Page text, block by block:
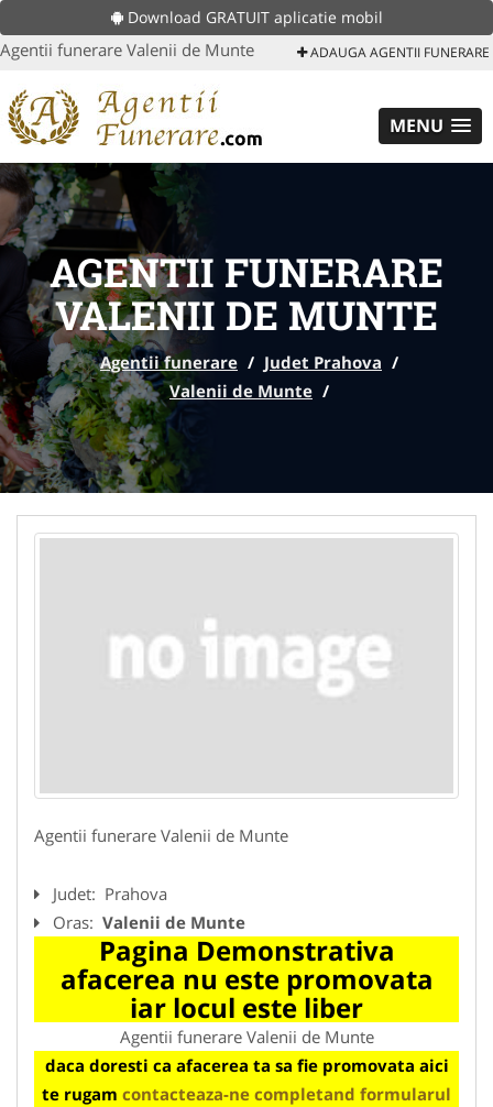
Download GRATUIT aplicatie mobil
Agentii funerare Valenii de Munte ADAUGA AGENTII FUNERARE
MENU
AGENTII FUNERARE
VALENII DE MUNTE
Agentii funerare / Judet Prahova /
Valenii de Munte /
Agentii funerare Valenii de Munte
Judet: Prahova
Oras: Valenii de Munte
Pagina Demonstrativa
afacerea nu este promovata
iar locul este liber
Agentii funerare Valenii de Munte
daca doresti ca afacerea ta sa fie promovata aici
te rugam contacteaza-ne completand formularul